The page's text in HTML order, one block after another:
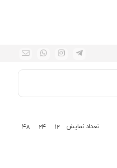
تعداد نمایش 12
24
48